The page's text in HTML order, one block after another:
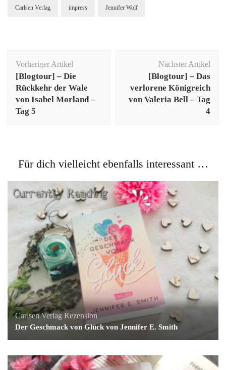
Carlsen Verlag impress Jennifer Wolf
Vorheriger Artikel
[Blogtour] – Die
Rückkehr der Wale
von Isabel Morland –
Tag 5
Nächster Artikel
[Blogtour] – Das
verlorene Königreich
von Valeria Bell – Tag
4
Für dich vielleicht ebenfalls interessant …
Carlsen Verlag Rezension
Der Geschmack von Glück von Jennifer E. Smith